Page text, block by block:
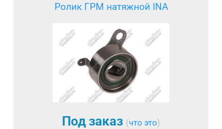
Ролик ГРМ натяжной INA
Под заказ (что это)